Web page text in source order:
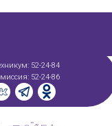
52-24-84
52-24-86